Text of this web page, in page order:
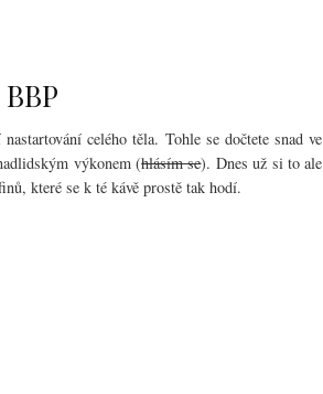
celého těla. Tohle se dočtete snad ve
výkonem (hlásím se). Dnes už si to ale
které se k té kávě prostě tak hodí.